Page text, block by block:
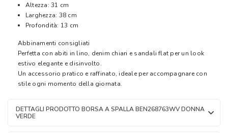
Altezza: 31 cm
Larghezza: 38 cm
Profondità: 13 cm
Abbinamenti consigliati
Perfetta con abiti in lino, denim chiari e sandali flat per un look
estivo elegante e disinvolto.
Un accessorio pratico e raffinato, ideale per accompagnare con
stile ogni momento della giornata.
DETTAGLI PRODOTTO BORSA A SPALLA BEN268763WV DONNA
VERDE